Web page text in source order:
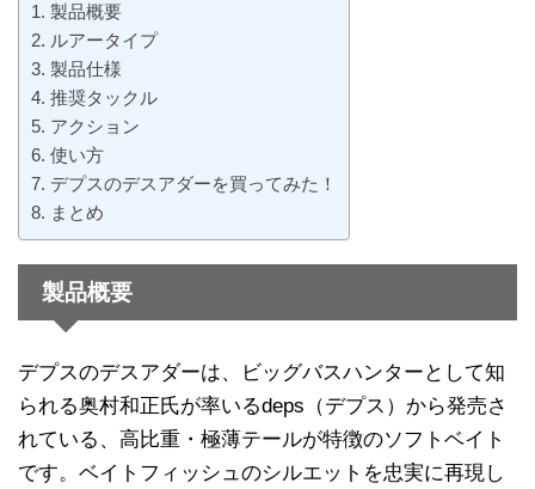
製品概要
ルアータイプ
製品仕様
推奨タックル
アクション
使い方
デプスのデスアダーを買ってみた！
まとめ
製品概要
デプスのデスアダーは、ビッグバスハンターとして知
られる奥村和正氏が率いるdeps（デプス）から発売さ
れている、高比重・極薄テールが特徴のソフトベイト
です。ベイトフィッシュのシルエットを忠実に再現し